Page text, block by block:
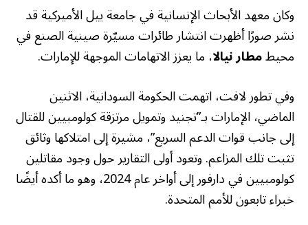
وكان معهد الأبحاث الإنسانية في جامعة ييل الأميركية قد
نشر صورًا أظهرت انتشار طائرات مسيّرة صينية الصنع في
محيطمطار نيالا، ما يعزز الاتهامات الموجهة للإمارات.
وفي تطور لافت، اتهمت الحكومة السودانية، الاثنين
الماضي، الإمارات بـ”تجنيد وتمويل مرتزقة كولومبيين للقتال
إلى جانب قوات الدعم السريع”، مشيرة إلى امتلاكها وثائق
تثبت تلك المزاعم. وتعود أولى التقارير حول وجود مقاتلين
كولومبيين في دارفور إلى أواخر عام 2024، وهو ما أكده أيضًا
خبراء تابعون للأمم المتحدة.